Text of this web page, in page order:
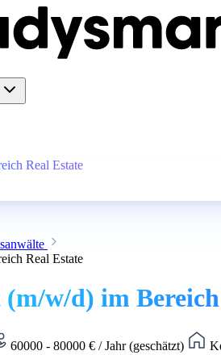
Real Estate
Real Estate
w/d) im
60000 - 80000 € / Jahr (geschätzt)